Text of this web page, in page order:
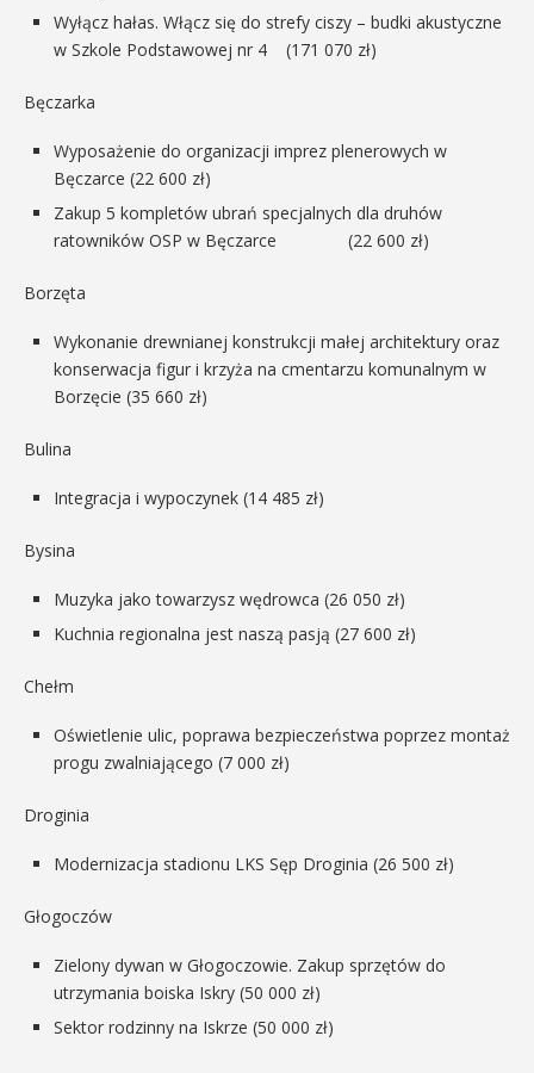
Wyłącz hałas. Włącz się do strefy ciszy – budki akustyczne
w Szkole Podstawowej nr 4 (171 070 zł)
Bęczarka
Wyposażenie do organizacji imprez plenerowych w
Bęczarce (22 600 zł)
Zakup 5 kompletów ubrań specjalnych dla druhów
ratowników OSP w Bęczarce (22 600 zł)
Borzęta
Wykonanie drewnianej konstrukcji małej architektury oraz
konserwacja figur i krzyża na cmentarzu komunalnym w
Borzęcie (35 660 zł)
Bulina
Integracja i wypoczynek (14 485 zł)
Bysina
Muzyka jako towarzysz wędrowca (26 050 zł)
Kuchnia regionalna jest naszą pasją (27 600 zł)
Chełm
Oświetlenie ulic, poprawa bezpieczeństwa poprzez montaż
progu zwalniającego (7 000 zł)
Droginia
Modernizacja stadionu LKS Sęp Droginia (26 500 zł)
Głogoczów
Zielony dywan w Głogoczowie. Zakup sprzętów do
utrzymania boiska Iskry (50 000 zł)
Sektor rodzinny na Iskrze (50 000 zł)